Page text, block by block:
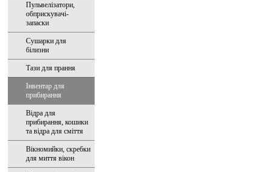
Пульвелізатори,
обприскувачі-
запаски
Сушарки для
білизни
Тази для прання
Інвентар для
прибирання
Відра для
прибирання, кошики
та відра для сміття
Вікномийки, скребки
для миття вікон